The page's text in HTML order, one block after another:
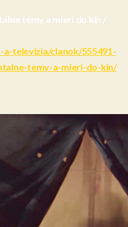
témy a mieri do kín /
televizia/clanok/555491-
temy-a-mieri-do-kin/